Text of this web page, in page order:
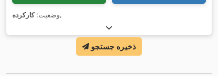
وضعیت:کارکرده ,
ذخیره جستجو